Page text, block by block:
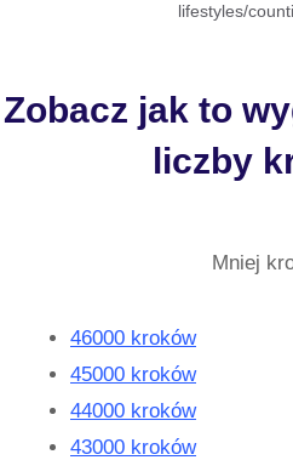
lifestyles/
Zobacz jak to
liczby
Mniej
46000 kroków
45000 kroków
44000 kroków
43000 kroków